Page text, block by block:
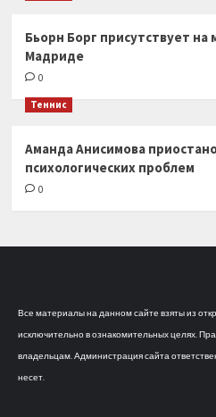
Бьорн Борг присутствует на
Мадриде
0
Теннис
Аманда Анисимова
психологических проблем
0
Все материалы на данном сайте взяты из
исключительно в ознакомительных целях.
владельцам. Администрация сайта
несет.